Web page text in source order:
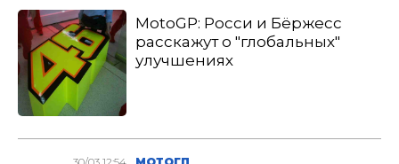
MotoGP: Росси и Бёржесс
расскажут о "глобальных"
улучшениях